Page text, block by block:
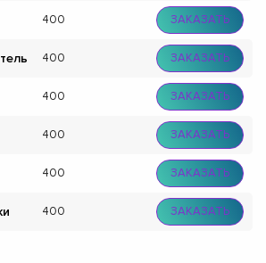
400 ЗАКАЗАТЬ
400 ЗАКАЗАТЬ
400 ЗАКАЗАТЬ
400 ЗАКАЗАТЬ
400 ЗАКАЗАТЬ
400 ЗАКАЗАТЬ